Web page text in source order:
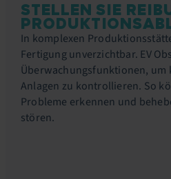
STELLEN SIE
In komplexen
Fertigung unverzichtbar. EV
Überwachungsfunktionen, um
Anlagen zu kontrollieren. So
Probleme erkennen und
stören.